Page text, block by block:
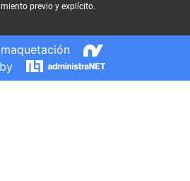
previo y explícito.